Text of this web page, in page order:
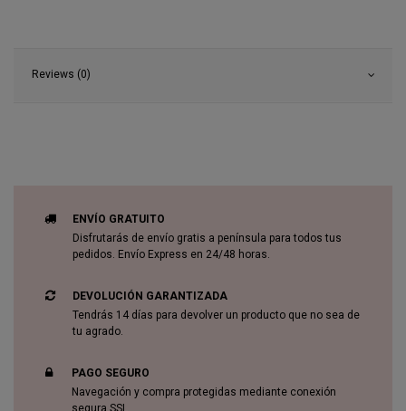
Reviews (0)
ENVÍO GRATUITO
Disfrutarás de envío gratis a península para todos tus
pedidos. Envío Express en 24/48 horas.
DEVOLUCIÓN GARANTIZADA
Tendrás 14 días para devolver un producto que no sea de
tu agrado.
PAGO SEGURO
Navegación y compra protegidas mediante conexión